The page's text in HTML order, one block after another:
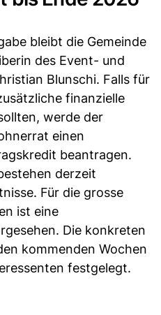
bleibt die Gemeinde
des Event- und
Blunschi. Falls für
finanzielle
werde der
einen
beantragen.
derzeit
Für die grosse
ist eine
Die konkreten
kommenden Wochen
festgelegt.